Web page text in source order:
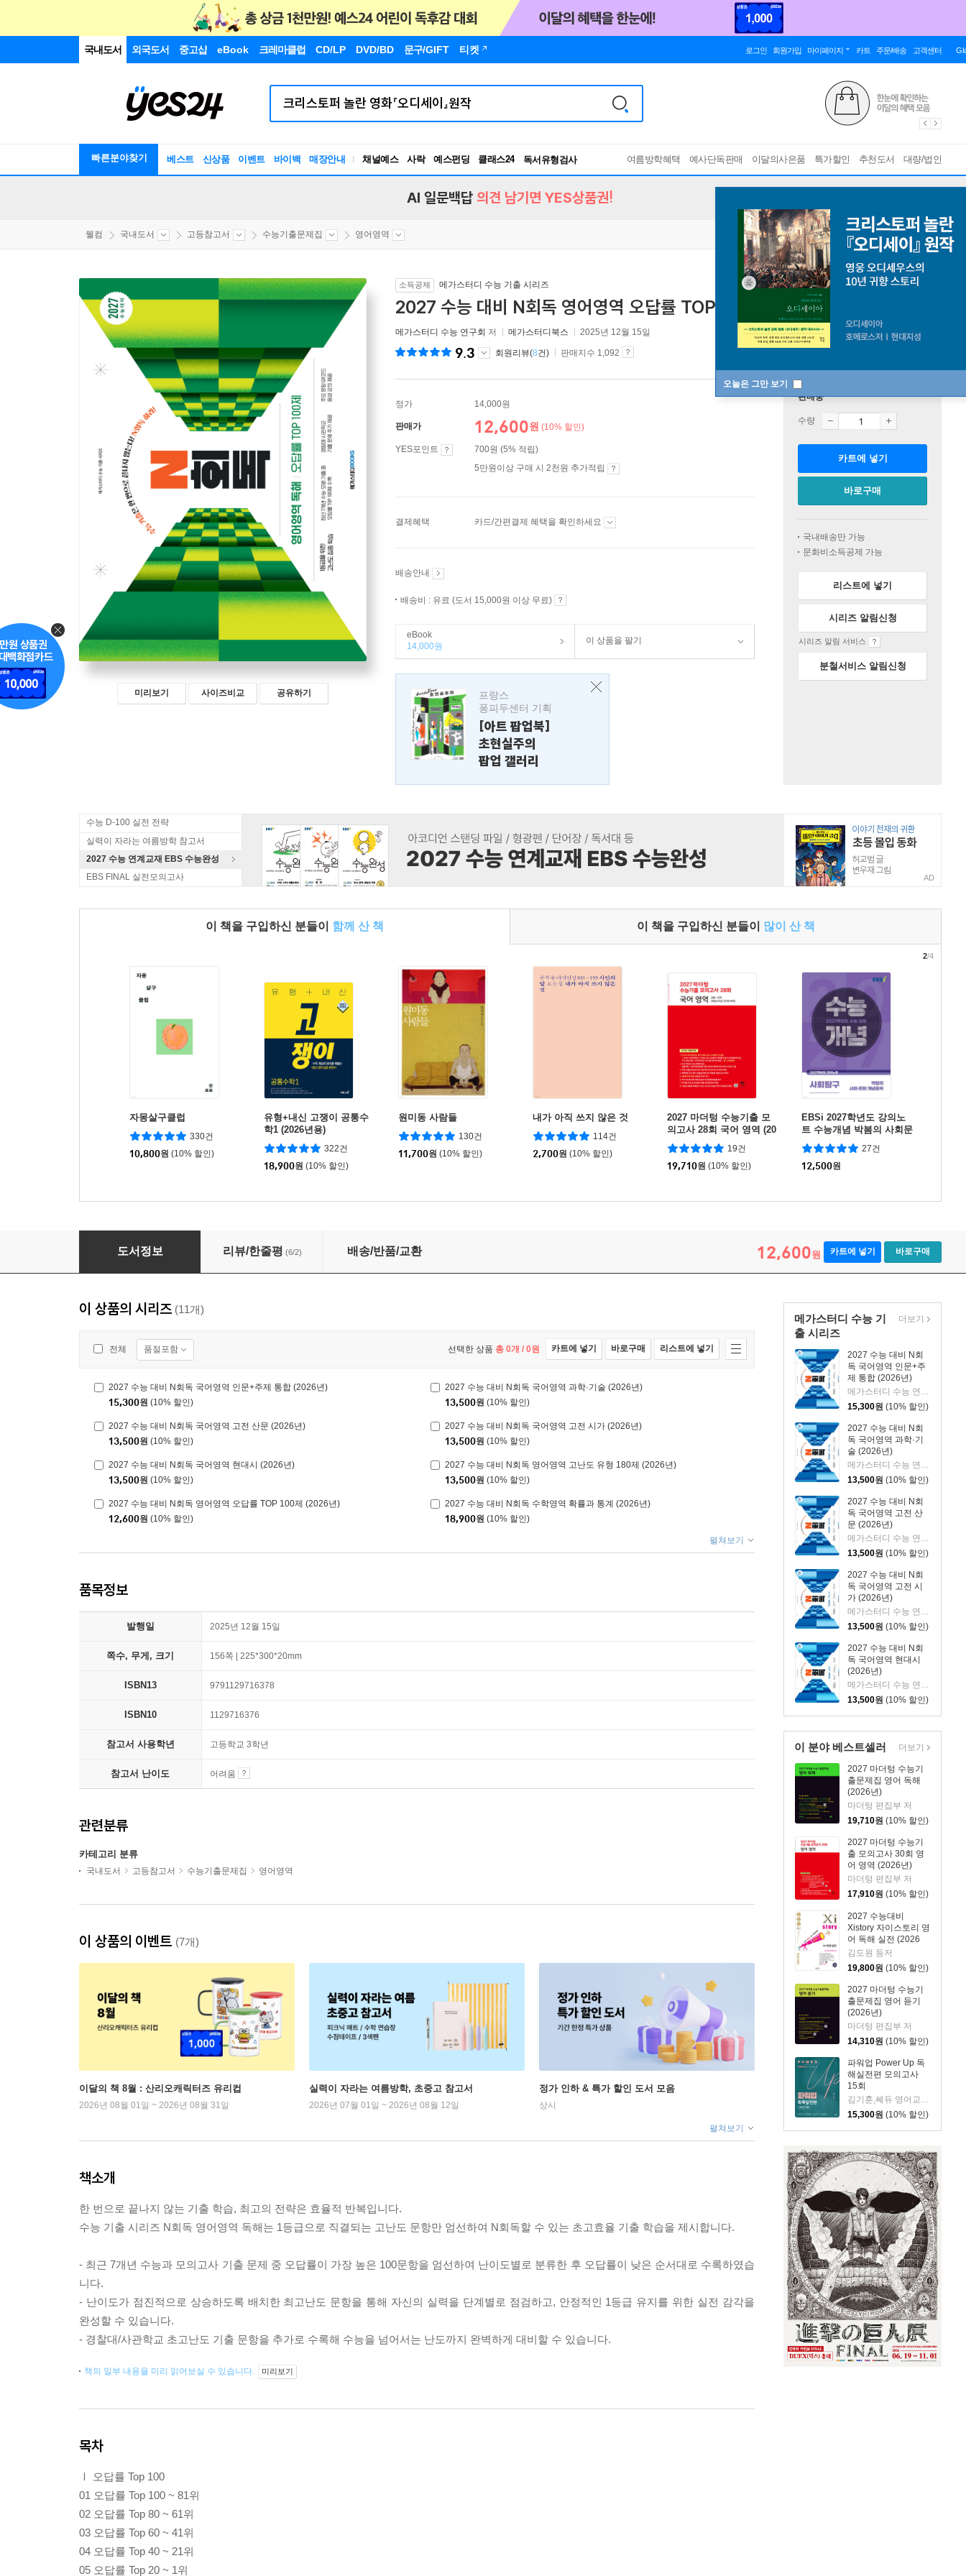
국내도서 외국도서 중고샵 eBook 크레마클럽 CD/LP DVD/BD 문구/GIFT 티켓 로그인 회원가입 마이페이지 카트 주문/배송 고객센터
빠른분야찾기 베스트 신상품 이벤트 바이백 매장안내 채널예스 사락 예스펀딩 클래스24
독서유형검사
RBTI Lab
여름방학혜택 예사단독판매 이달의사은품 특가할인 추천도서 대량/법인
오늘은 그만 보기
AI 일문백답 의견 남기면 YES상품권!
웰컴 국내도서 고등참고서 수능기출문제집 영어영역
미리보기 사이즈비교 공유하기
소득공제 메가스터디 수능 기출 시리즈
2027 수능 대비 N회독 영어영역 오답률 TOP 100제 (2026년)
메가스터디 수능 연구회 저 메가스터디북스 2025년 12월 15일
9.3 회원리뷰(8건) 판매지수 1,092
정가 14,000원
판매가 12,600원 (10% 할인)
YES포인트
700원 (5% 적립)
5만원이상 구매 시 2천원 추가적립
결제혜택 카드/간편결제 혜택을 확인하세요
배송안내
배송비 : 유료 (도서 15,000원 이상 무료)
eBook
14,000원
이 상품을 팔기
프랑스
퐁피두센터 기획
[아트 팝업북]
초현실주의
팝업 갤러리
판매중
수량
카트에 넣기
바로구매
국내배송만 가능
문화비소득공제 가능
리스트에 넣기
시리즈 알림신청
시리즈 알림 서비스
분철서비스 알림신청
수능 D-100 실전 전략
실력이 자라는 여름방학 참고서
2027 수능 연계교재 EBS 수능완성
EBS FINAL 실전모의고사
AD
이 책을 구입하신 분들이 함께 산 책 이 책을 구입하신 분들이 많이 산 책
자몽살구클럽
330건
10,800원 (10% 할인)
유형+내신 고쟁이 공통수
학1 (2026년용)
322건
18,900원 (10% 할인)
원미동 사람들
130건
11,700원 (10% 할인)
내가 아직 쓰지 않은 것
114건
2,700원 (10% 할인)
2027 마더텅 수능기출 모
의고사 28회 국어 영역 (20
26년)
19건
19,710원 (10% 할인)
EBSi 2027학년도 강의노
트 수능개념 박봄의 사회문
화 개념홀릭 (2026년)
27건
12,500원
2/4
2027 수능 대비 N회독 영어영역 오답률 TOP 100제 (2026년)
도서정보 리뷰/한줄평 (6/2) 배송/반품/교환 12,600원 카트에 넣기 바로구매
메가스터디 수능 기
출 시리즈
2027 수능 대비 N회
독 국어영역 인문+주
제 통합 (2026년)
메가스터디 수능 연구회 저
15,300원 (10% 할인)
2027 수능 대비 N회
독 국어영역 과학·기
술 (2026년)
메가스터디 수능 연구회 저
13,500원 (10% 할인)
2027 수능 대비 N회
독 국어영역 고전 산
문 (2026년)
메가스터디 수능 연구회 저
13,500원 (10% 할인)
2027 수능 대비 N회
독 국어영역 고전 시
가 (2026년)
메가스터디 수능 연구회 저
13,500원 (10% 할인)
2027 수능 대비 N회
독 국어영역 현대시
(2026년)
메가스터디 수능 연구회 저
13,500원 (10% 할인)
더보기
이 분야 베스트셀러
2027 마더텅 수능기
출문제집 영어 독해
(2026년)
마더텅 편집부 저
19,710원 (10% 할인)
2027 마더텅 수능기
출 모의고사 30회 영
어 영역 (2026년)
마더텅 편집부 저
17,910원 (10% 할인)
2027 수능대비
Xistory 자이스토리 영
어 독해 실전 (2026
년)
김도원 등저
19,800원 (10% 할인)
2027 마더텅 수능기
출문제집 영어 듣기
(2026년)
마더텅 편집부 저
14,310원 (10% 할인)
파워업 Power Up 독
해실전편 모의고사
15회
김기훈,쎄듀 영어교육연구센터 공저
15,300원 (10% 할인)
더보기
이 상품의 시리즈 (11개)
전체 품절포함 선택한 상품 총 0개 / 0원 카트에 넣기 바로구매 리스트에 넣기
2027 수능 대비 N회독 국어영역 인문+주제 통합 (2026년)
15,300원 (10% 할인)
2027 수능 대비 N회독 국어영역 과학·기술 (2026년)
13,500원 (10% 할인)
2027 수능 대비 N회독 국어영역 고전 산문 (2026년)
13,500원 (10% 할인)
2027 수능 대비 N회독 국어영역 고전 시가 (2026년)
13,500원 (10% 할인)
2027 수능 대비 N회독 국어영역 현대시 (2026년)
13,500원 (10% 할인)
2027 수능 대비 N회독 영어영역 고난도 유형 180제 (2026년)
13,500원 (10% 할인)
2027 수능 대비 N회독 영어영역 오답률 TOP 100제 (2026년)
12,600원 (10% 할인)
2027 수능 대비 N회독 수학영역 확률과 통계 (2026년)
18,900원 (10% 할인)
펼쳐보기
품목정보
발행일 2025년 12월 15일
쪽수, 무게, 크기 156쪽 | 225*300*20mm
ISBN13 9791129716378
ISBN10 1129716376
참고서 사용학년 고등학교 3학년
참고서 난이도 어려움
관련분류
카테고리 분류
국내도서 고등참고서 수능기출문제집 영어영역
이 상품의 이벤트 (7개)
이달의 책 8월 : 산리오캐릭터즈 유리컵
2026년 08월 01일 ~ 2026년 08월 31일
실력이 자라는 여름방학, 초중고 참고서
2026년 07월 01일 ~ 2026년 08월 12일
정가 인하 & 특가 할인 도서 모음
상시
펼쳐보기
책소개
한 번으로 끝나지 않는 기출 학습, 최고의 전략은 효율적 반복입니다.
수능 기출 시리즈 N회독 영어영역 독해는 1등급으로 직결되는 고난도 문항만 엄선하여 N회독할 수 있는 초고효율 기출 학습을 제시합니다.
- 최근 7개년 수능과 모의고사 기출 문제 중 오답률이 가장 높은 100문항을 엄선하여 난이도별로 분류한 후 오답률이 낮은 순서대로 수록하였습
니다.
- 난이도가 점진적으로 상승하도록 배치한 최고난도 문항을 통해 자신의 실력을 단계별로 점검하고, 안정적인 1등급 유지를 위한 실전 감각을
완성할 수 있습니다.
- 경찰대/사관학교 초고난도 기출 문항을 추가로 수록해 수능을 넘어서는 난도까지 완벽하게 대비할 수 있습니다.
책의 일부 내용을 미리 읽어보실 수 있습니다. 미리보기
목차
Ⅰ 오답률 Top 100
01 오답률 Top 100 ~ 81위
02 오답률 Top 80 ~ 61위
03 오답률 Top 60 ~ 41위
04 오답률 Top 40 ~ 21위
05 오답률 Top 20 ~ 1위